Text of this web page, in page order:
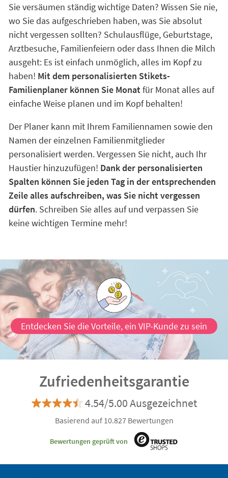
Sie versäumen ständig wichtige Daten? Wissen Sie nie,
wo Sie das aufgeschrieben haben, was Sie absolut
nicht vergessen sollten? Schulausflüge, Geburtstage,
Arztbesuche, Familienfeiern oder dass Ihnen die Milch
ausgeht: Es ist einfach unmöglich, alles im Kopf zu
haben! Mit dem personalisierten Stikets-
Familienplaner können Sie Monat für Monat alles auf
einfache Weise planen und im Kopf behalten!
Der Planer kann mit Ihrem Familiennamen sowie den
Namen der einzelnen Familienmitglieder
personalisiert werden. Vergessen Sie nicht, auch Ihr
Haustier hinzuzufügen! Dank der personalisierten
Spalten können Sie jeden Tag in der entsprechenden
Zeile alles aufschreiben, was Sie nicht vergessen
dürfen. Schreiben Sie alles auf und verpassen Sie
keine wichtigen Termine mehr!
Entdecken Sie die Vorteile, ein VIP-Kunde zu sein
Zufriedenheitsgarantie
4.54/5.00 Ausgezeichnet
Basierend auf 10.827 Bewertungen
Bewertungen geprüft von